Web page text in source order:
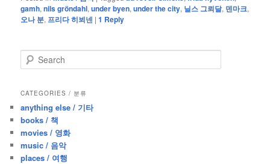
gamh,nils gröndahl,under byen,under the city, 닐스 그뢰달, 덴마크,
오나 분, 프리다 히뵈넨 |1 Reply
e
r
h
CATEGORIES / 분류
anything else / 기타
books / 책
movies / 영화
music / 음악
places / 여행